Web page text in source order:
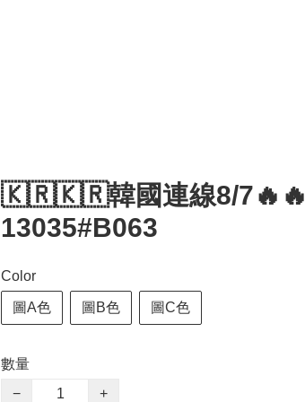
🇰🇷🇰🇷韓國連線8/7🔥🔥
13035#B063
Color
圖A色 圖B色 圖C色
數量
−
+